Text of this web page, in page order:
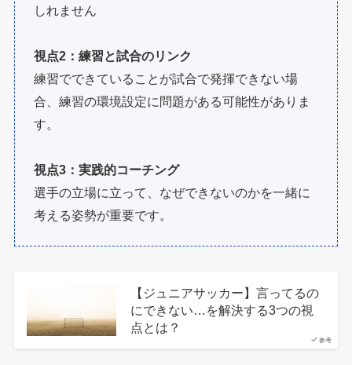
しれません
視点2：練習と試合のリンク
練習でできていることが試合で発揮できない場
合、練習の環境設定に問題がある可能性がありま
す。
視点3：実践的コーチング
選手の立場に立って、なぜできないのかを一緒に
考える姿勢が重要です。
参考
【ジュニアサッカー】言ってるの
にできない…を解決する3つの視
点とは？